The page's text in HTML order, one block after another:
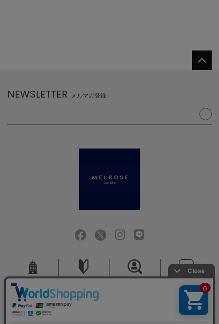
NEWSLETTER メルマガ登録
会社概要 お問い合せ
ご利用規約 特定商取引法に基づく表記